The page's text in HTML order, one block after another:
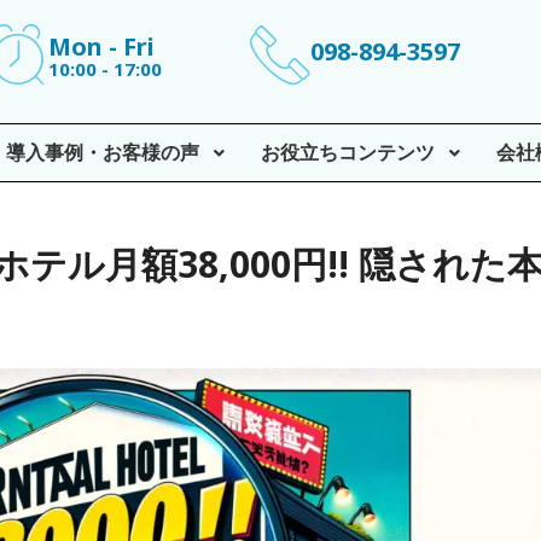
Mon - Fri
10:00 - 17:00
098-894-3597
導入事例・お客様の声 お役立ちコンテンツ 会社
テル月額38,000円!! 隠された